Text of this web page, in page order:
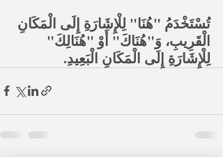
تُسْتَخْدَمُ "هُنَا" لِلْإِشَارَةِ إِلَى الْمَكَانِ
الْقَرِيبِ، وَ"هُنَاكَ" أَوْ "هُنَالِكَ"
لِلْإِشَارَةِ إِلَى الْمَكَانِ الْبَعِيدِ.